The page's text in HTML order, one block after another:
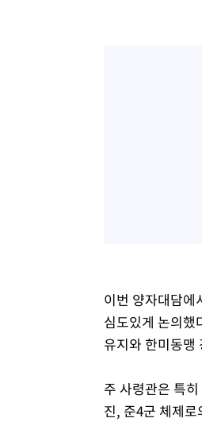
이번 양자대담에
심도있게 논의했
유지와 한미동맹
주 사령관은 특
진, 준4군 체제